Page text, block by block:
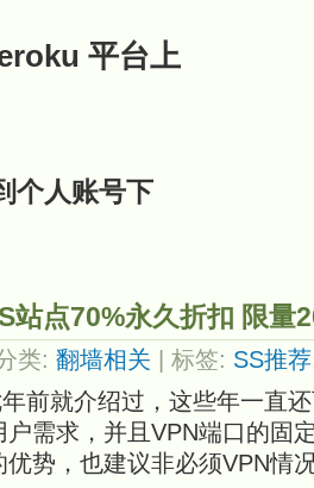
平台上
个人账号下
站点70%永久折扣 限量
类: 翻墙相关 | 标签: SS推荐
前就介绍过，这些年一直
户需求，并且VPN端口的固
优势，也建议非必须VPN情